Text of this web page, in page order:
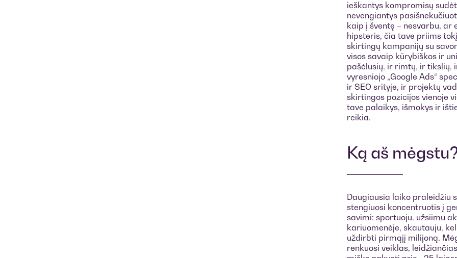
ieškantys kompromisų
nevengiantys
kaip į šventę – nesvarbu,
hipsteris, čia tave priims
skirtingų kampanijų su
visos savaip kūrybiškos ir
pašėlusių, ir rimtų, ir tikslių,
vyresniojo „Google Ads“
ir SEO srityje, ir projektų
skirtingos pozicijos vienoje
tave palaikys, išmokys ir
reikia.
Ką aš
Daugiausia laiko praleidžiu
stengiuosi koncentruotis į
savimi: sportuoju, užsiimu
kariuomenėje, skautauju,
uždirbti pirmąjį milijoną.
renkuosi veiklas,